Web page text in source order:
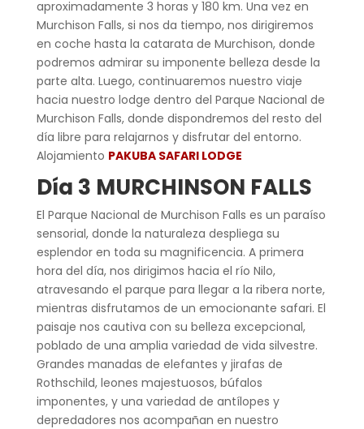
aproximadamente 3 horas y 180 km. Una vez en
Murchison Falls, si nos da tiempo, nos dirigiremos
en coche hasta la catarata de Murchison, donde
podremos admirar su imponente belleza desde la
parte alta. Luego, continuaremos nuestro viaje
hacia nuestro lodge dentro del Parque Nacional de
Murchison Falls, donde dispondremos del resto del
día libre para relajarnos y disfrutar del entorno.
Alojamiento PAKUBA SAFARI LODGE
Día 3 MURCHINSON FALLS
El Parque Nacional de Murchison Falls es un paraíso
sensorial, donde la naturaleza despliega su
esplendor en toda su magnificencia. A primera
hora del día, nos dirigimos hacia el río Nilo,
atravesando el parque para llegar a la ribera norte,
mientras disfrutamos de un emocionante safari. El
paisaje nos cautiva con su belleza excepcional,
poblado de una amplia variedad de vida silvestre.
Grandes manadas de elefantes y jirafas de
Rothschild, leones majestuosos, búfalos
imponentes, y una variedad de antílopes y
depredadores nos acompañan en nuestro